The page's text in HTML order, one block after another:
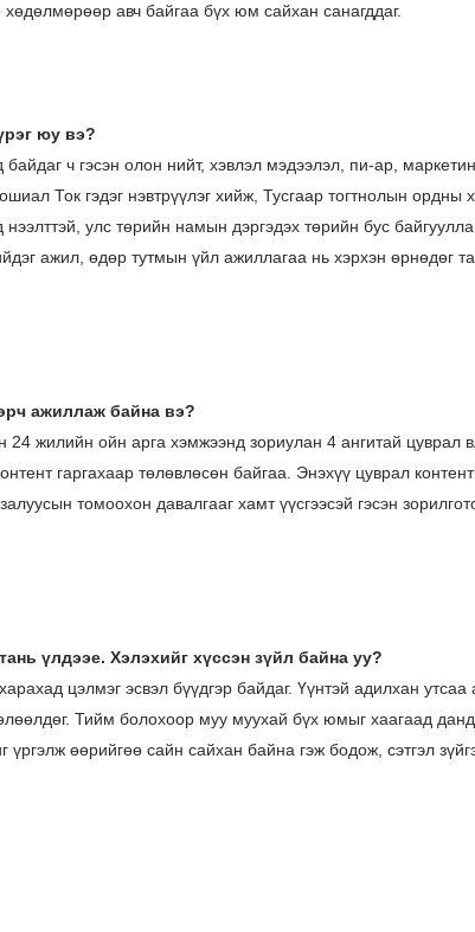
авч байгаа бүх юм сайхан санагддаг.
юу вэ?
ч гэсэн олон нийт, хэвлэл мэдээлэл, пи-ар,
Ток гэдэг нэвтрүүлэг хийж, Тусгаар тогтнолын
нээлттэй, улс төрийн намын дэргэдэх төрийн бус
ажил, өдөр тутмын үйл ажиллагаа нь хэрхэн өрнөдөг
ажиллаж байна вэ?
жилийн ойн арга хэмжээнд зориулан 4 ангитай цуврал
гаргахаар төлөвлөсөн байгаа. Энэхүү цуврал
томоохон давалгааг хамт үүсгээсэй гэсэн
үлдээе. Хэлэхийг хүссэн зүйл байна уу?
цэлмэг эсвэл бүүдгэр байдаг. Үүнтэй адилхан
Тийм болохоор муу муухай бүх юмыг хаагаад
үргэлж өөрийгөө сайн сайхан байна гэж бодож, сэтгэл